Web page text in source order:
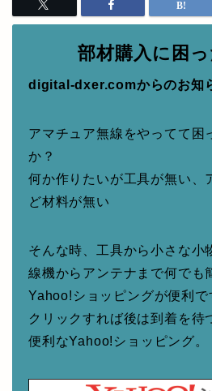
部材購入に困っ
digital-dxer.comからのお知
アマチュア無線をやってて困
か？
何か作りたいが工具が無い、
ど材料が無い
そんな時、工具から小さな小
線機からアンテナまで何でも
Yahoo!ショッピングが便利で
クリックすれば後は到着を待
便利なYahoo!ショッピング。